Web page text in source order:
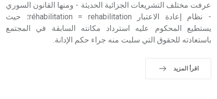
- هل تعلم أن أبجر Abgar اسم معروف جيداً يعود إلى عدد من
الملوك الذين حكموا مدينة إديسا (الرها) من أبجر الأول وحتى
عرفت مختلف التشريعات الجزائية الحديثة - ومنها القانون السوري
- نظام إعادة الاعتبار réhabilitation = rehabilitation؛ حيث
يستطيع المحكوم عليه استرداد مكانته السابقة في المجتمع
باستعادته للحقوق التي سلبت منه جراء حكم الإدانة.
اقرأ المزيد